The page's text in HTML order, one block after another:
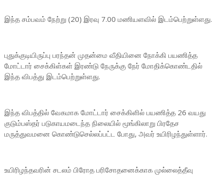
இந்த சம்பவம் நேற்று (20) இரவு 7.00 மணியளவில் இடம்பெற்றுள்ளது.
புதுக்குடியிருப்பு பரந்தன் முதன்மை வீதியினை நோக்கி பயணித்த
மோட்டார் சைக்கிள்கள் இரண்டு நேருக்கு நேர் மோதிக்கொண்டதில்
இந்த விபத்து இடம்பெற்றுள்ளது.
இந்த விபத்தில் வேகமாக மோட்டார் சைக்கிளில் பயணித்த 26 வயது
குடும்பஸ்தர் படுகாயமடைந்த நிலையில் மூங்கிலாறு பிரதேச
மருத்துவமனை கொண்டுசெல்லப்பட்ட போது, அவர் உயிரிழந்துள்ளார்.
உயிரிழந்தவரின் சடலம் பிரோத பரிசோதனைக்காக முல்லைத்தீவு